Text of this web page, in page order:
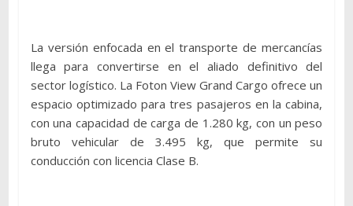
La versión enfocada en el transporte de mercancías
llega para convertirse en el aliado definitivo del
sector logístico. La Foton View Grand Cargo ofrece un
espacio optimizado para tres pasajeros en la cabina,
con una capacidad de carga de 1.280 kg, con un peso
bruto vehicular de 3.495 kg, que permite su
conducción con licencia Clase B.